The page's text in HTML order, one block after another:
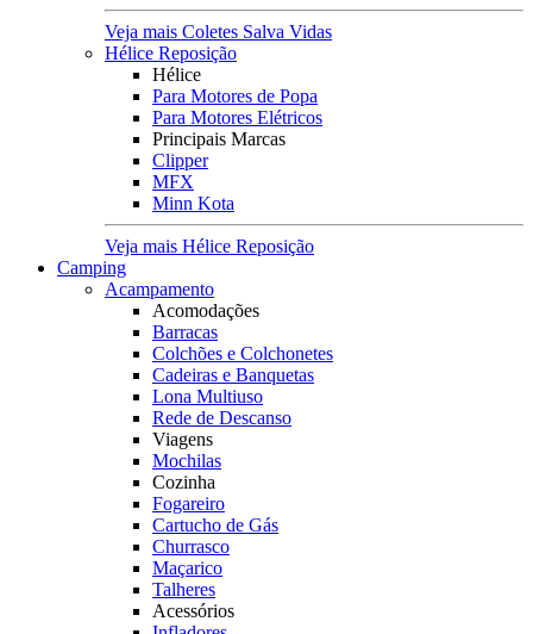
Veja mais Coletes Salva Vidas
Hélice Reposição
Hélice
Para Motores de Popa
Para Motores Elétricos
Principais Marcas
Clipper
MFX
Minn Kota
Veja mais Hélice Reposição
Camping
Acampamento
Acomodações
Barracas
Colchões e Colchonetes
Cadeiras e Banquetas
Lona Multiuso
Rede de Descanso
Viagens
Mochilas
Cozinha
Fogareiro
Cartucho de Gás
Churrasco
Maçarico
Talheres
Acessórios